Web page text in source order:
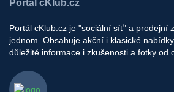
Portál cKlub.cz
Portál cKlub.cz je "sociální síť" a prodejní
jednom. Obsahuje akční i klasické
důležité informace i zkušenosti a fotky od